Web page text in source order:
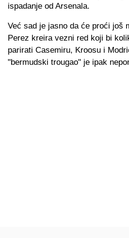
ispadanje od Arsenala.
Već sad je jasno da će proći još
Perez kreira vezni red koji bi
parirati Casemiru, Kroosu i
"bermudski trougao" je ipak